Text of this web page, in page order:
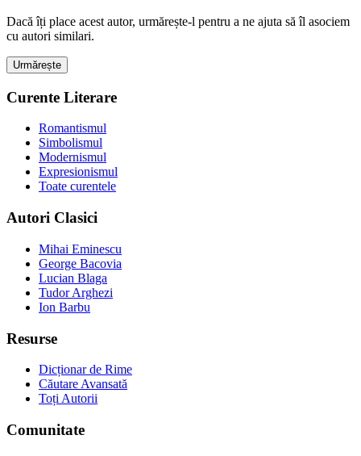
Dacă îți place acest autor, urmărește-l pentru a ne ajuta să îl asociem
cu autori similari.
Urmărește
Curente Literare
Romantismul
Simbolismul
Modernismul
Expresionismul
Toate curentele
Autori Clasici
Mihai Eminescu
George Bacovia
Lucian Blaga
Tudor Arghezi
Ion Barbu
Resurse
Dicționar de Rime
Căutare Avansată
Toți Autorii
Comunitate